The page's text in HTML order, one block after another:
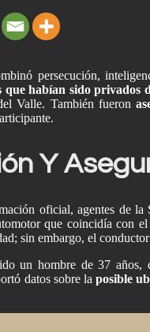
persecución,
que habían sido privados
Valle. También fueron
Y
oficial, agentes de la
que coincidía con
sin embargo, el
un hombre de 37
datos sobre laposible